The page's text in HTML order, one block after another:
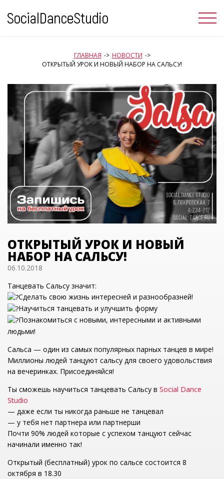
content
ГЛАВНАЯ -> НОВОСТИ ->
ОТКРЫТЫЙ УРОК И НОВЫЙ НАБОР НА САЛЬСУ!
ОТКРЫТЫЙ УРОК И НОВЫЙ
НАБОР НА САЛЬСУ!
06.10.2018
Танцевать Сальсу значит:
Сделать свою жизнь интересней и разнообразней!
Научиться танцевать и улучшить форму
Познакомиться с новыми, интересными и активными
людьми!
Сальса — один из самых популярных парных танцев в мире!
Миллионы людей танцуют сальсу для своего удовольствия
на вечеринках. Присоединяйся!
Ты сможешь научиться танцевать Сальсу в Social Dance
Studio
— даже если ты никогда раньше не танцевал
— у тебя нет партнера или партнерши
Почти 90% людей которые с успехом танцуют сейчас
начинали именно так!
Открытый (бесплатный) урок по сальсе состоится 8
октября в 18.30